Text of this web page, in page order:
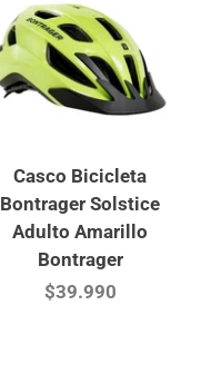
Casco Bicicleta
Bontrager Solstice
Adulto Amarillo
Bontrager
$39.990